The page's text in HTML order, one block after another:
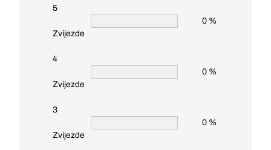
5
Zvijezde
0 %
4
Zvijezde
0 %
3
Zvijezde
0 %